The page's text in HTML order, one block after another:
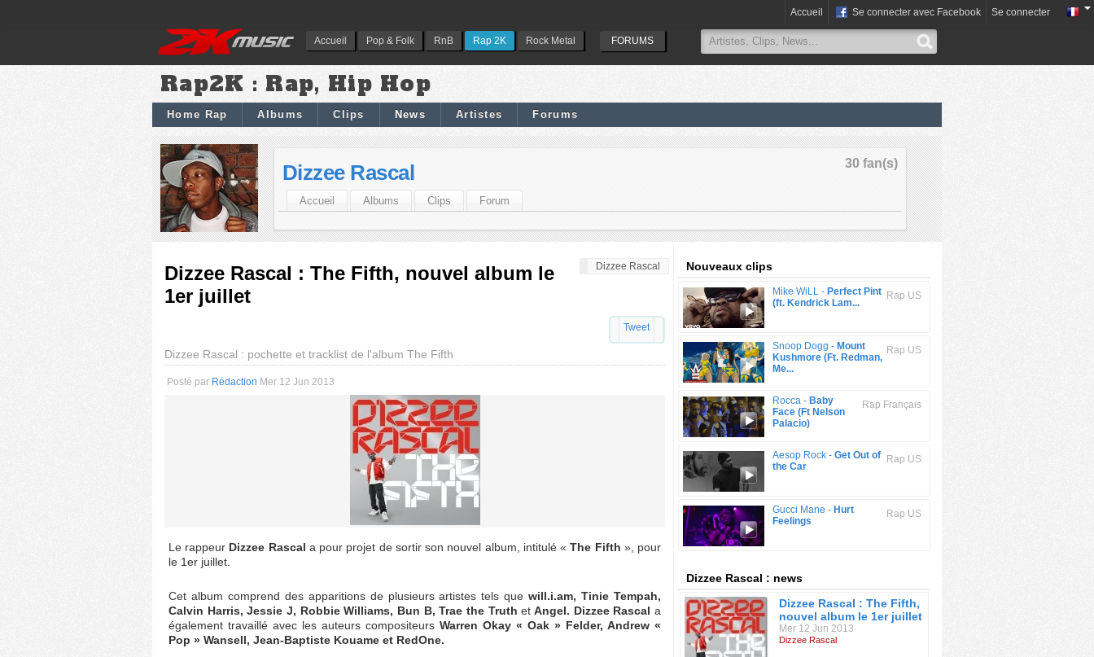
Accueil Pop & Folk RnB Rap 2K Rock Metal FORUMS
Accueil Se connecter avec Facebook Se connecter
Rap2K : Rap, Hip Hop
Home Rap Albums Clips News Artistes Forums
30 fan(s)
Dizzee Rascal
Accueil Albums Clips Forum
Dizzee Rascal
Dizzee Rascal : The Fifth, nouvel album le
1er juillet
Tweet
Dizzee Rascal : pochette et tracklist de l'album The Fifth
Posté par Rédaction Mer 12 Jun 2013
Le rappeur Dizzee Rascal a pour projet de sortir son nouvel album, intitulé «The Fifth », pour
le 1er juillet.
Cet album comprend des apparitions de plusieurs artistes tels que will.i.am, Tinie Tempah,
Calvin Harris, Jessie J, Robbie Williams, Bun B, Trae the Truth et Angel. Dizzee Rascal a
également travaillé avec les auteurs compositeurs Warren Okay « Oak » Felder, Andrew «
Pop » Wansell, Jean-Baptiste Kouame et RedOne.
Nouveaux clips
Rap US
Mike WiLL - Perfect Pint
(ft. Kendrick Lam...
Rap US
Snoop Dogg - Mount
Kushmore (Ft. Redman,
Me...
Rap Français
Rocca - Baby
Face (Ft Nelson
Palacio)
Rap US
Aesop Rock - Get Out of
the Car
Rap US
Gucci Mane - Hurt
Feelings
Dizzee Rascal : news
Dizzee Rascal : The Fifth,
nouvel album le 1er juillet
Mer 12 Jun 2013
Dizzee Rascal